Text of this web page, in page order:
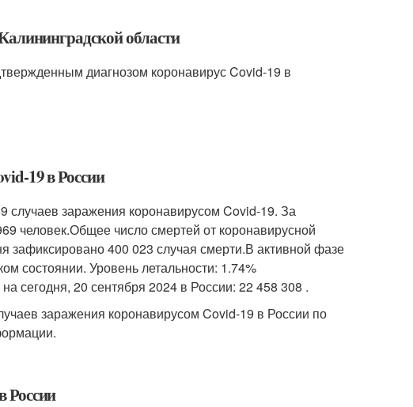
области
диагнозом коронавирус Covid-19 в
19 в России
случаев заражения коронавирусом Covid-19. За
человек.Общее число смертей от коронавирусной
зафиксировано 400 023 случая смерти.В активной фазе
состоянии. Уровень летальности: 1.74%
сегодня, 20 сентября 2024 в России: 22 458 308 .
заражения коронавирусом Covid-19 в России по
России